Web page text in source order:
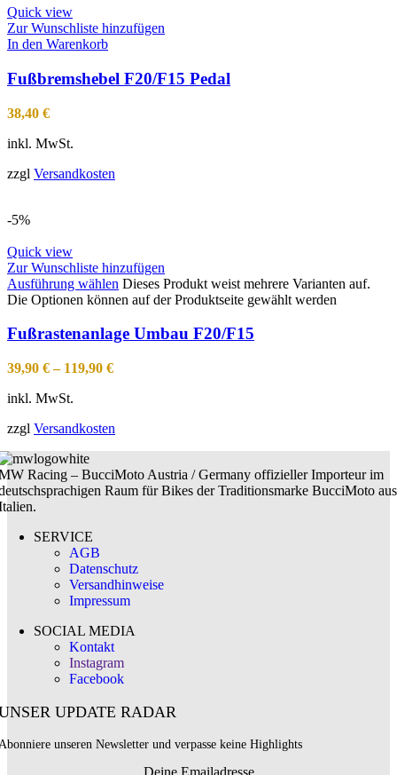
Quick view
Zur Wunschliste hinzufügen
In den Warenkorb
Fußbremshebel F20/F15 Pedal
38,40 €
inkl. MwSt.
zzgl Versandkosten
-5%
Quick view
Zur Wunschliste hinzufügen
Ausführung wählen Dieses Produkt weist mehrere Varianten auf.
Die Optionen können auf der Produktseite gewählt werden
Fußrastenanlage Umbau F20/F15
39,90 €– 119,90 €
inkl. MwSt.
zzgl Versandkosten
Racing – BucciMoto Austria / Germany offizieller Importeur im
Raum für Bikes der Traditionsmarke BucciMoto aus
SERVICE
AGB
Datenschutz
Versandhinweise
Impressum
SOCIAL MEDIA
Kontakt
Instagram
Facebook
UPDATE RADAR
unseren Newsletter und verpasse keine Highlights
Deine Emailadresse